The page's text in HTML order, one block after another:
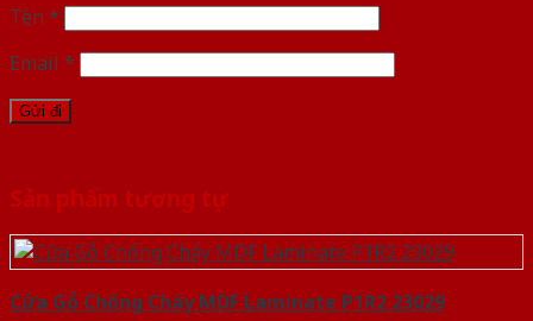
Tên *
Email *
Sản phẩm tương tự
Cửa Gỗ Chống Cháy MDF Laminate P1R2 23029